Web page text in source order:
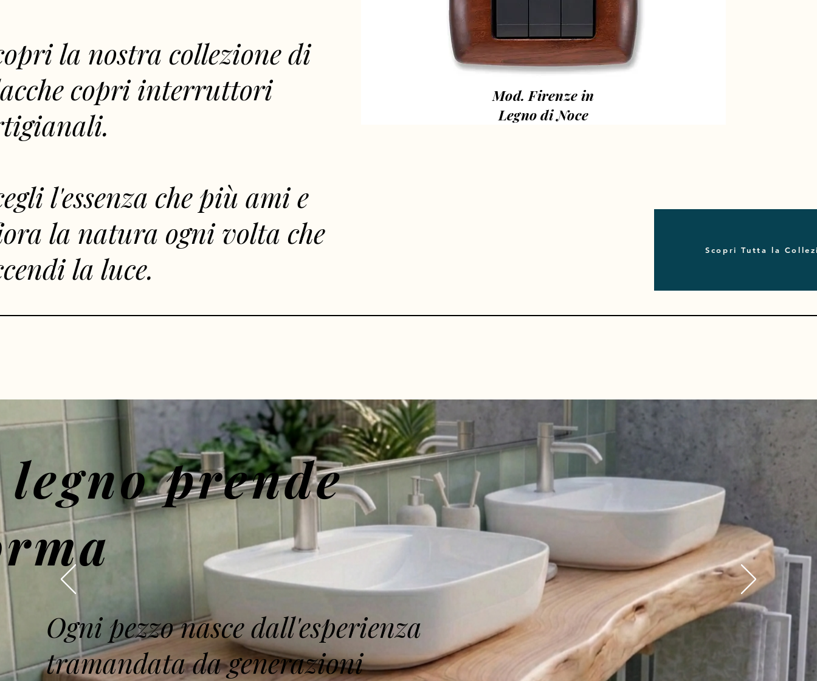
la nostra collezione di
copri interruttori
l'essenza che più ami e
la natura ogni volta che
la luce.
Mod. Firenze in
Legno di Noce
Scopri Tutta la
prende
Ogni pezzo nasce dall'esperienza
tramandata da generazioni